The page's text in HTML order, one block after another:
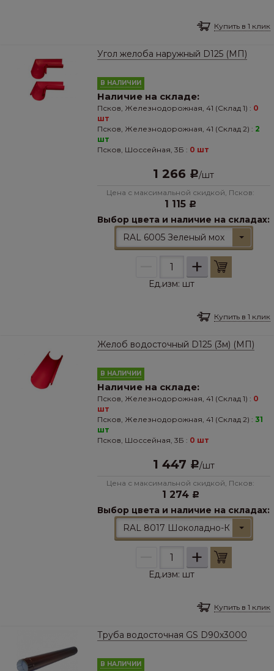
Купить в 1 клик
Угол желоба наружный D125 (МП)
В НАЛИЧИИ
Наличие на складе:
Псков, Железнодорожная, 41 (Склад 1) : 0
шт
Псков, Железнодорожная, 41 (Склад 2) : 2
шт
Псков, Шоссейная, 3Б : 0 шт
1 266 Р/шт
Цена с максимальной скидкой, Псков:
1 115 Р
Выбор цвета и наличие на складах:
RAL 6005 Зеленый мох
+
Ед.изм: шт
Купить в 1 клик
Желоб водосточный D125 (3м) (МП)
В НАЛИЧИИ
Наличие на складе:
Псков, Железнодорожная, 41 (Склад 1) : 0
шт
Псков, Железнодорожная, 41 (Склад 2) : 31
шт
Псков, Шоссейная, 3Б : 0 шт
1 447 Р/шт
Цена с максимальной скидкой, Псков:
1 274 Р
Выбор цвета и наличие на складах:
RAL 8017 Шоколадно-
+
Ед.изм: шт
Купить в 1 клик
Труба водосточная GS D90х3000
В НАЛИЧИИ